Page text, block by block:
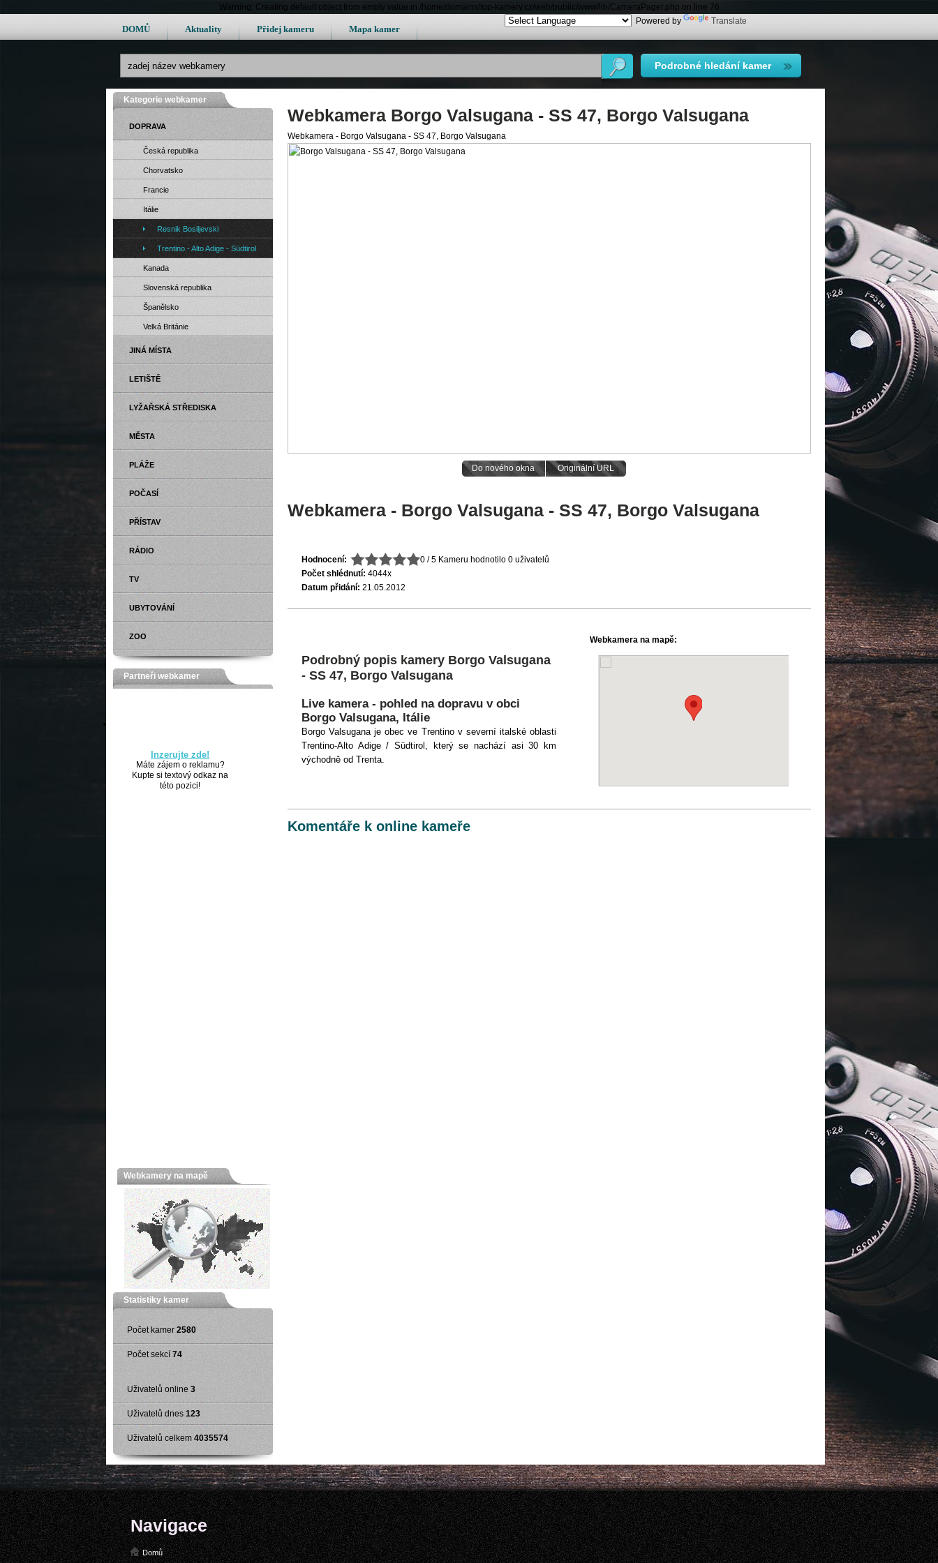
Warning: Creating default object from empty value in /home/domains/top-kamery.cz/web/public/www/lib/CameraPager.php on line 76
DOMŮ Aktuality Přidej kameru Mapa kamer
Powered by Translate
Podrobné hledání kamer
Webkamera Borgo Valsugana - SS 47, Borgo Valsugana
Webkamera - Borgo Valsugana - SS 47, Borgo Valsugana
Do nového okna Originální URL
Webkamera - Borgo Valsugana - SS 47, Borgo Valsugana
Hodnocení: 0 / 5 Kameru hodnotilo 0 uživatelů
Počet shlédnutí: 4044x
Datum přidání: 21.05.2012
Podrobný popis kamery Borgo Valsugana
- SS 47, Borgo Valsugana
Live kamera - pohled na dopravu v obci
Borgo Valsugana, Itálie
Borgo Valsuganaje obec ve Trentino v severní italské oblasti
Trentino-Alto Adige / Südtirol , který se nachází asi 30
km
východně od Trenta.
Webkamera na mapě:
Komentáře k online kameře
Kategorie webkamer
DOPRAVA
Česká republika
Chorvatsko
Francie
Itálie
Resnik Bosiljevski
Trentino - Alto Adige - Südtirol
Kanada
Slovenská republika
Španělsko
Velká Británie
JINÁ MÍSTA
LETIŠTĚ
LYŽAŘSKÁ STŘEDISKA
MĚSTA
PLÁŽE
POČASÍ
PŘÍSTAV
RÁDIO
TV
UBYTOVÁNÍ
ZOO
Partneři webkamer
Inzerujte zde!
Máte zájem o reklamu?
Kupte si textový odkaz na
této pozici!
Webkamery na mapě
Statistiky kamer
Počet kamer 2580
Počet sekcí 74
Uživatelů online 3
Uživatelů dnes 123
Uživatelů celkem 4035574
Navigace
Domů